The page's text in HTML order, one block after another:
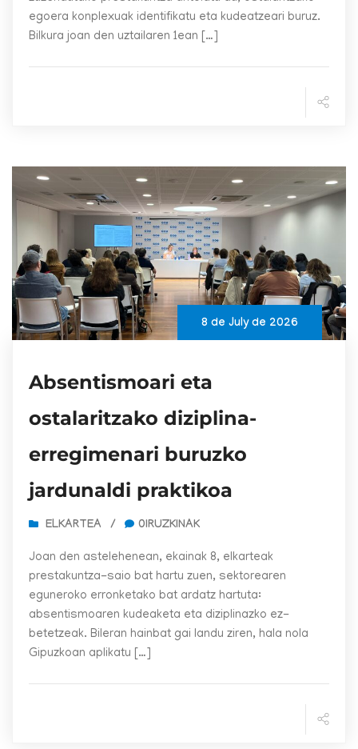
egoera konplexuak identifikatu eta kudeatzeari buruz.
Bilkura joan den uztailaren 1ean […]
8 de July de 2026
Absentismoari eta
ostalaritzako diziplina-
erregimenari buruzko
jardunaldi praktikoa
ELKARTEA / 0IRUZKINAK
Joan den astelehenean, ekainak 8, elkarteak
prestakuntza-saio bat hartu zuen, sektorearen
eguneroko erronketako bat ardatz hartuta:
absentismoaren kudeaketa eta diziplinazko ez-
betetzeak. Bileran hainbat gai landu ziren, hala nola
Gipuzkoan aplikatu […]